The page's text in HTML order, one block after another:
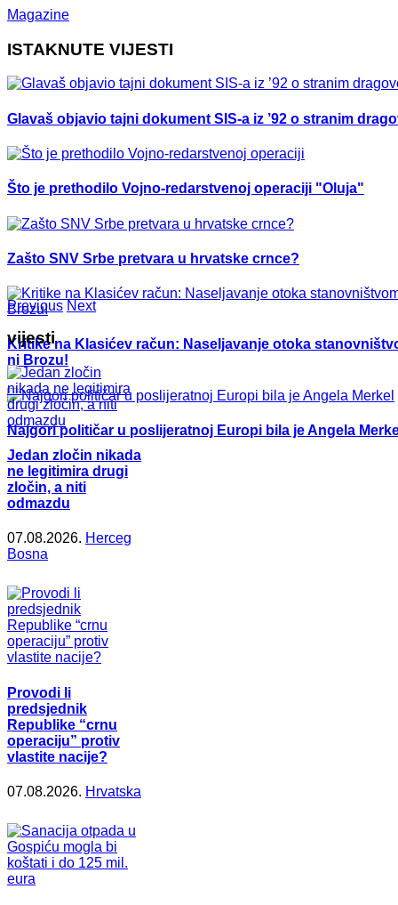
Magazine
ISTAKNUTE VIJESTI
Glavaš objavio tajni dokument SIS-a iz ’92 o stranim
Što je prethodilo Vojno-redarstvenoj operaciji "Oluja"
Zašto SNV Srbe pretvara u hrvatske crnce?
Kritike na Klasićev račun: Naseljavanje otoka
ni Brozu!
Najgori političar u poslijeratnoj Europi bila je Angela
Previous Next
vijesti
Jedan zločin nikada
ne legitimira drugi
zločin, a niti
odmazdu
07.08.2026. Herceg
Bosna
Provodi li
predsjednik
Republike “crnu
operaciju” protiv
vlastite nacije?
07.08.2026. Hrvatska